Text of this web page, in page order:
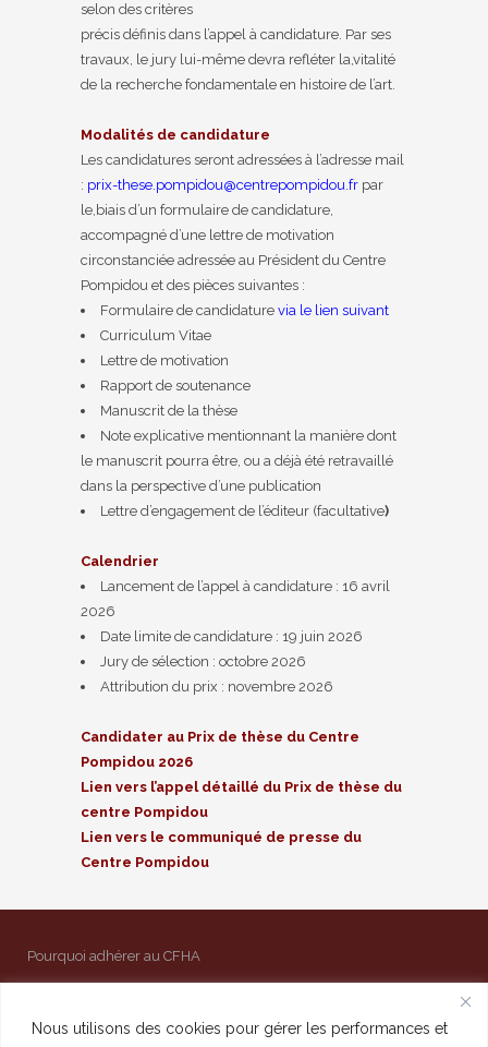
Nous utilisons des cookies pour gérer les performances et
selon des critères
précis définis dans l’appel à candidature. Par ses
travaux, le jury lui-même devra refléter la,vitalité
de la recherche fondamentale en histoire de l’art.
Modalités de candidature
Les candidatures seront adressées à l’adresse mail
: prix-these.pompidou@centrepompidou.fr par
le,biais d’un formulaire de candidature,
accompagné d’une lettre de motivation
circonstanciée adressée au Président du Centre
Pompidou et des pièces suivantes :
Formulaire de candidature via le lien suivant
Curriculum Vitae
Lettre de motivation
Rapport de soutenance
Manuscrit de la thèse
Note explicative mentionnant la manière dont
le manuscrit pourra être, ou a déjà été retravaillé
dans la perspective d’une publication
Lettre d’engagement de l’éditeur (facultative)
Calendrier
Lancement de l’appel à candidature : 16 avril
2026
Date limite de candidature : 19 juin 2026
Jury de sélection : octobre 2026
Attribution du prix : novembre 2026
Candidater au Prix de thèse du Centre
Pompidou 2026
Lien vers l’appel détaillé du Prix de thèse du
centre Pompidou
Lien vers le communiqué de presse du
Centre Pompidou
Pourquoi adhérer au CFHA
Contact